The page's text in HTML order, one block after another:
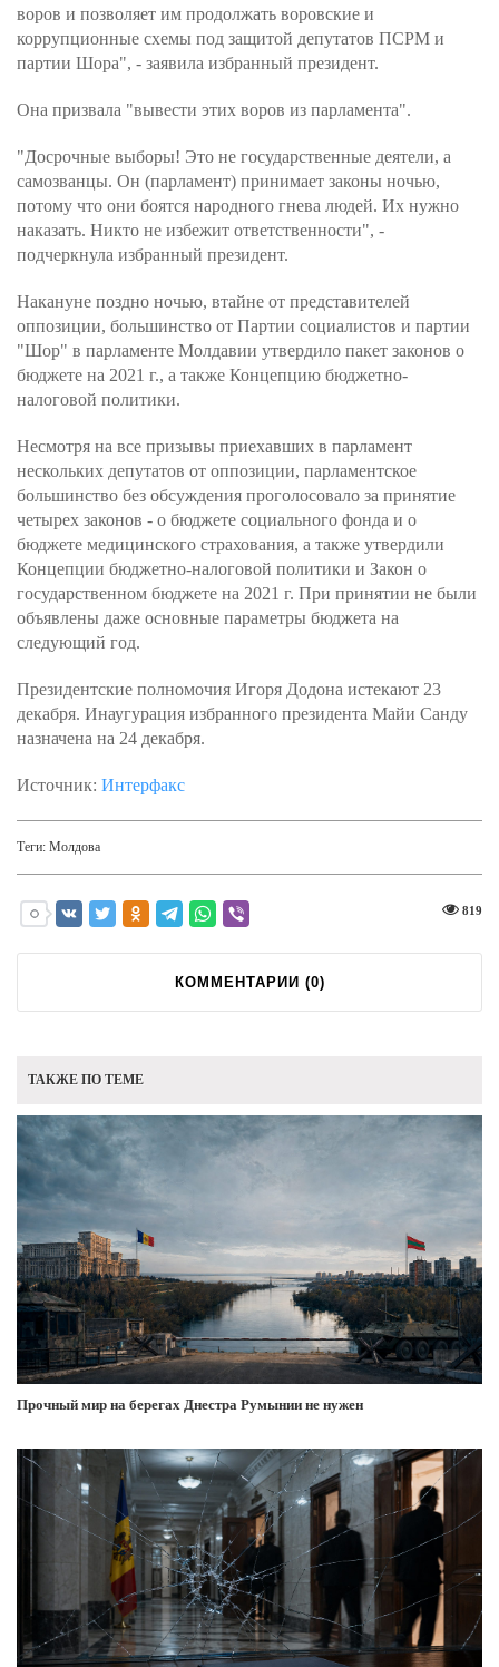
воров и позволяет им продолжать воровские и
коррупционные схемы под защитой депутатов ПСРМ и
партии Шора", - заявила избранный президент.
Она призвала "вывести этих воров из парламента".
"Досрочные выборы! Это не государственные деятели, а
самозванцы. Он (парламент) принимает законы ночью,
потому что они боятся народного гнева людей. Их нужно
наказать. Никто не избежит ответственности", -
подчеркнула избранный президент.
Накануне поздно ночью, втайне от представителей
оппозиции, большинство от Партии социалистов и партии
"Шор" в парламенте Молдавии утвердило пакет законов о
бюджете на 2021 г., а также Концепцию бюджетно-
налоговой политики.
Несмотря на все призывы приехавших в парламент
нескольких депутатов от оппозиции, парламентское
большинство без обсуждения проголосовало за принятие
четырех законов - о бюджете социального фонда и о
бюджете медицинского страхования, а также утвердили
Концепции бюджетно-налоговой политики и Закон о
государственном бюджете на 2021 г. При принятии не были
объявлены даже основные параметры бюджета на
следующий год.
Президентские полномочия Игоря Додона истекают 23
декабря. Инаугурация избранного президента Майи Санду
назначена на 24 декабря.
Источник: Интерфакс
Теги: Молдова
819
КОММЕНТАРИИ (0)
ТАКЖЕ ПО ТЕМЕ
Прочный мир на берегах Днестра Румынии не нужен